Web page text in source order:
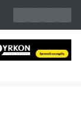
aktualny element 1 z